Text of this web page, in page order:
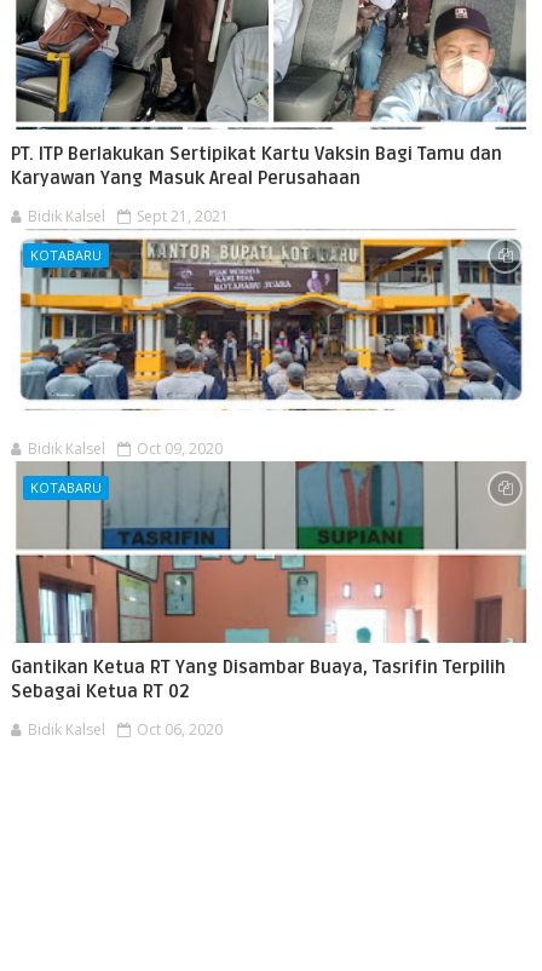
PT. ITP Berlakukan Sertipikat Kartu Vaksin Bagi Tamu dan
Karyawan Yang Masuk Areal Perusahaan
Bidik Kalsel Sept 21, 2021
KOTABARU
Bidik Kalsel Oct 09, 2020
KOTABARU
Gantikan Ketua RT Yang Disambar Buaya, Tasrifin Terpilih
Sebagai Ketua RT 02
Bidik Kalsel Oct 06, 2020